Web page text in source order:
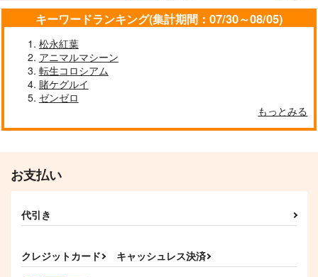
キーワードランキング(集計期間：07/30～08/05)
松永紅葉
アニマルマシーン
転生コロシアム
賭ケグルイ
ゼンゼロ
もっとみる
お支払い
代引き
クレジットカード キャッシュレス決済